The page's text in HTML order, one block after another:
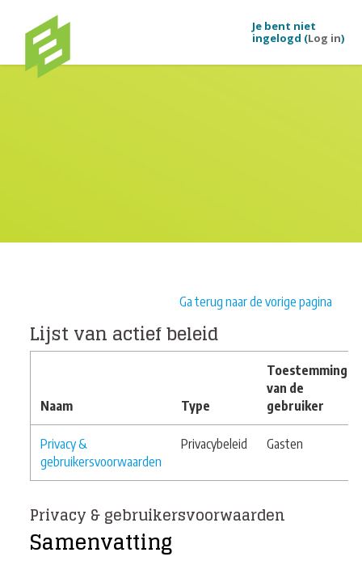
Je bent niet
ingelogd (Log in)
Ga terug naar de vorige pagina
Lijst van actief beleid
Naam Type
Toestemming
van de
gebruiker
Privacy &
gebruikersvoorwaarden
Privacybeleid Gasten
Privacy & gebruikersvoorwaarden
Samenvatting